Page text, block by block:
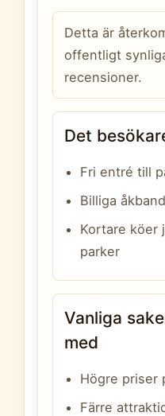
Detta är
offentligt
recensioner.
Det
Fri entré till
Billiga
Kortare köer
parker
Vanliga
med
Högre priser
Färre